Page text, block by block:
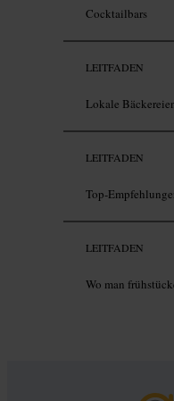
Cocktailbars
LEITFADEN
Lokale
LEITFADEN
Top-
LEITFADEN
Wo man